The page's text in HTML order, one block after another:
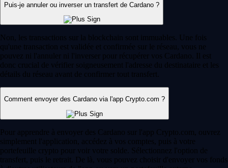
Puis-je annuler ou inverser un transfert de Cardano ?
Non, les transactions sur la blockchain sont immuables. Une fois
qu'une transaction est validée et confirmée sur le réseau, vous ne
pouvez ni l'annuler ni l'inverser pour récupérer vos Cardano. Il est
donc crucial de vérifier soigneusement l'adresse du destinataire et les
détails du réseau avant de confirmer tout transfert.
Comment envoyer des Cardano via l'app Crypto.com ?
Pour apprendre à envoyer des Cardano sur l'app Crypto.com, ouvrez
simplement l'application, accédez à vos comptes, puis à votre
portefeuille crypto pour voir votre solde. Sélectionnez l'option de
transfert, puis le retrait. De là, vous pouvez choisir d'envoyer vos fonds